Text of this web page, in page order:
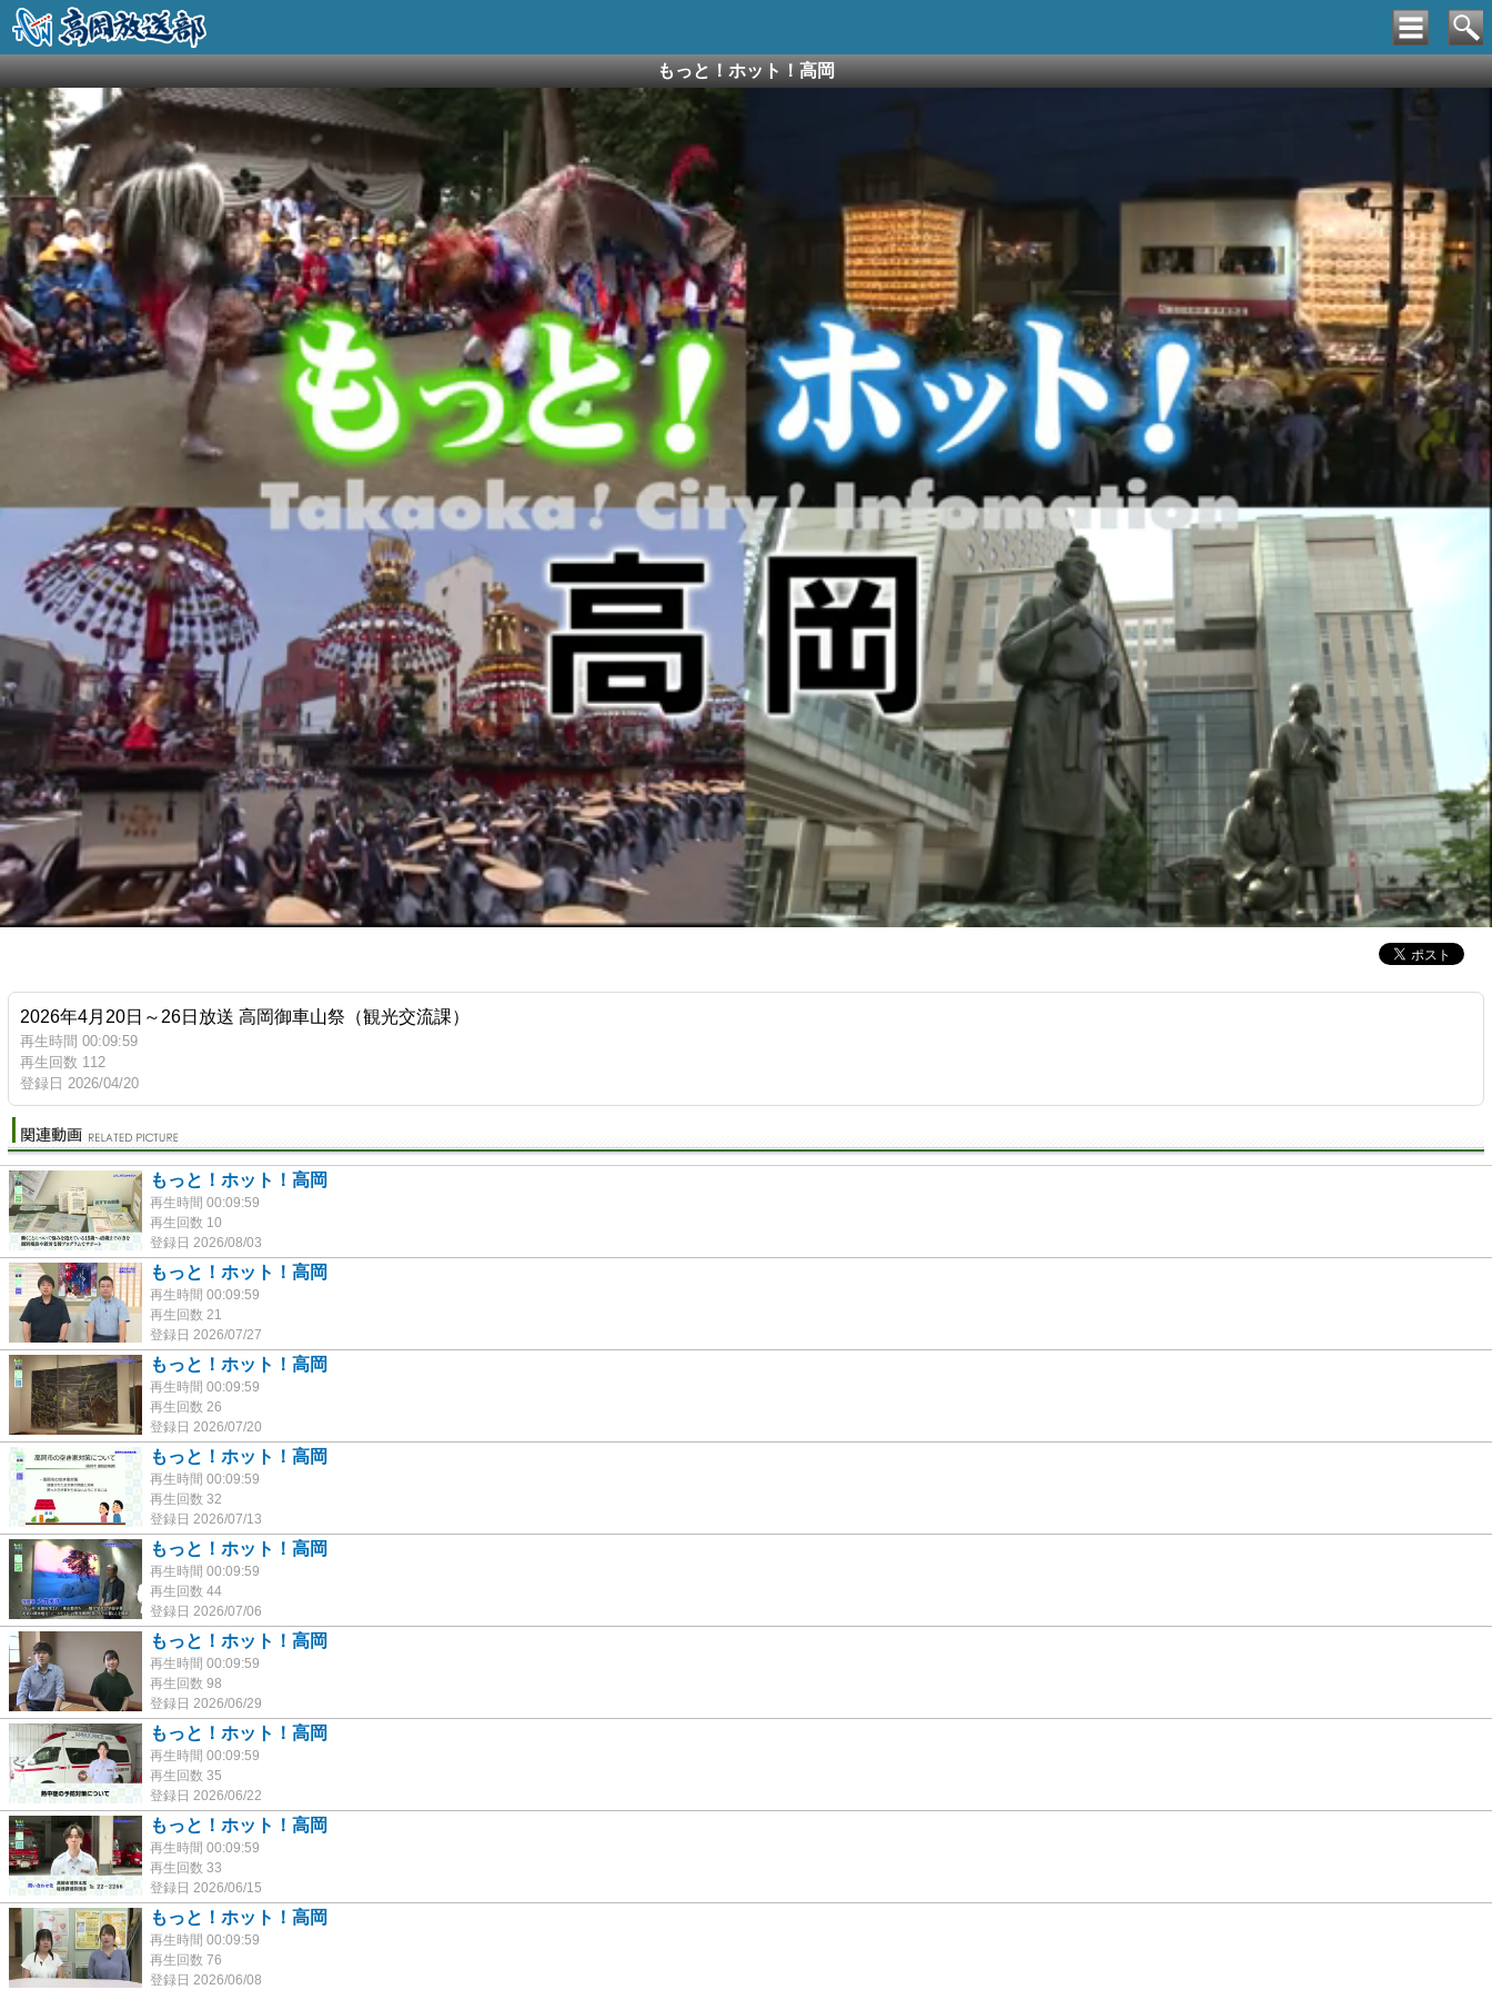
もっと！ホット！高岡
2026年4月20日～26日放送 高岡御車山祭（観光交流課）
再生時間 00:09:59
再生回数 112
登録日 2026/04/20
もっと！ホット！高岡
再生時間 00:09:59
再生回数 10
登録日 2026/08/03
もっと！ホット！高岡
再生時間 00:09:59
再生回数 21
登録日 2026/07/27
もっと！ホット！高岡
再生時間 00:09:59
再生回数 26
登録日 2026/07/20
もっと！ホット！高岡
再生時間 00:09:59
再生回数 32
登録日 2026/07/13
もっと！ホット！高岡
再生時間 00:09:59
再生回数 44
登録日 2026/07/06
もっと！ホット！高岡
再生時間 00:09:59
再生回数 98
登録日 2026/06/29
もっと！ホット！高岡
再生時間 00:09:59
再生回数 35
登録日 2026/06/22
もっと！ホット！高岡
再生時間 00:09:59
再生回数 33
登録日 2026/06/15
もっと！ホット！高岡
再生時間 00:09:59
再生回数 76
登録日 2026/06/08